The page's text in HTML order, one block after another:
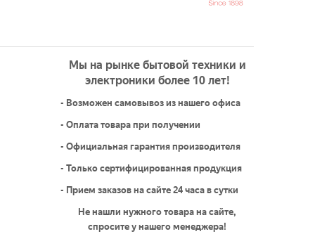
Мы на рынке бытовой техники и
электроники более 10 лет!
- Возможен самовывоз из нашего офиса
- Оплата товара при получении
- Официальная гарантия производителя
- Только сертифицированная продукция
- Прием заказов на сайте 24 часа в сутки
Не нашли нужного товара на сайте,
спросите у нашего менеджера!